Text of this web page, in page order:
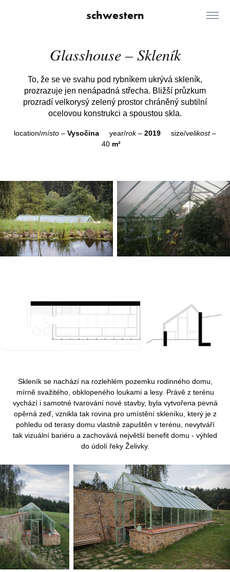
schwestern
Glasshouse – Skleník
To, že se ve svahu pod rybníkem ukrývá skleník,
prozrazuje jen nenápadná střecha. Bližší průzkum
prozradí velkorysý zelený prostor chráněný subtilní
ocelovou konstrukci a spoustou skla.
location/místo – Vysočina year/rok– 2019 size/velikost–
40m²
Skleník se nachází na rozlehlém pozemku rodinného domu,
mírně svažitého, obklopeného loukami a lesy. Právě z terénu
vychází i samotné tvarování nové stavby, byla vytvořena pevná
opěrná zeď, vznikla tak rovina pro umístění skleníku, který je z
pohledu od terasy domu vlastně zapuštěn v terénu, nevytváří
tak vizuální bariéru a zachovává největší benefit domu - výhled
do údolí řeky Želivky.